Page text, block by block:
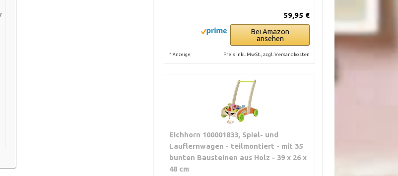
59,95 €
Bei Amazon
ansehen
* Anzeige Preis inkl. MwSt., zzgl. Versandkosten
Eichhorn 100001833, Spiel- und
Lauflernwagen - teilmontiert - mit 35
bunten Bausteinen aus Holz - 39 x 26 x
48 cm